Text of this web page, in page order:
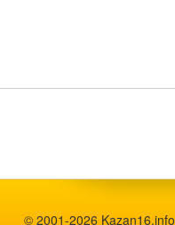
© 2001-2026 Kazan16.info